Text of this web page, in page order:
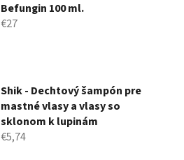
Befungin 100 ml.
€27
Shik - Dechtový šampón pre
mastné vlasy a vlasy so
sklonom k ​​lupinám
€5,74